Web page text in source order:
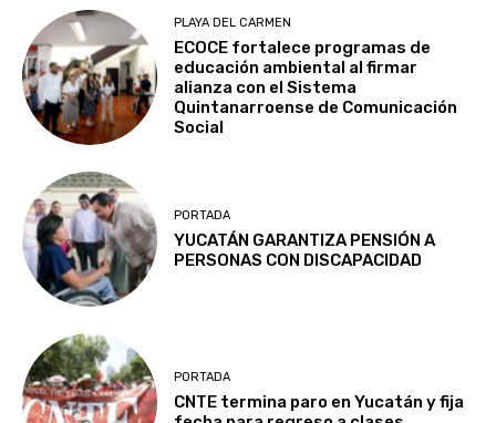
PLAYA DEL CARMEN
ECOCE fortalece programas de
educación ambiental al firmar
alianza con el Sistema
Quintanarroense de Comunicación
Social
PORTADA
YUCATÁN GARANTIZA PENSIÓN A
PERSONAS CON DISCAPACIDAD
PORTADA
CNTE termina paro en Yucatán y fija